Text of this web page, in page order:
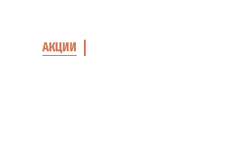
АКЦИИ